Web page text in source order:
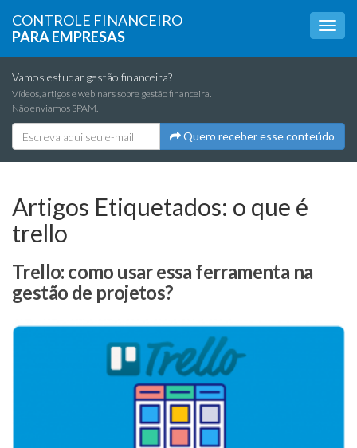
CONTROLE FINANCEIRO
PARA EMPRESAS
Vamos estudar gestão financeira?
Vídeos, artigos e webinars sobre gestão financeira.
Não enviamos SPAM.
Quero receber esse conteúdo
Artigos Etiquetados: o que é
trello
Trello: como usar essa ferramenta na
gestão de projetos?